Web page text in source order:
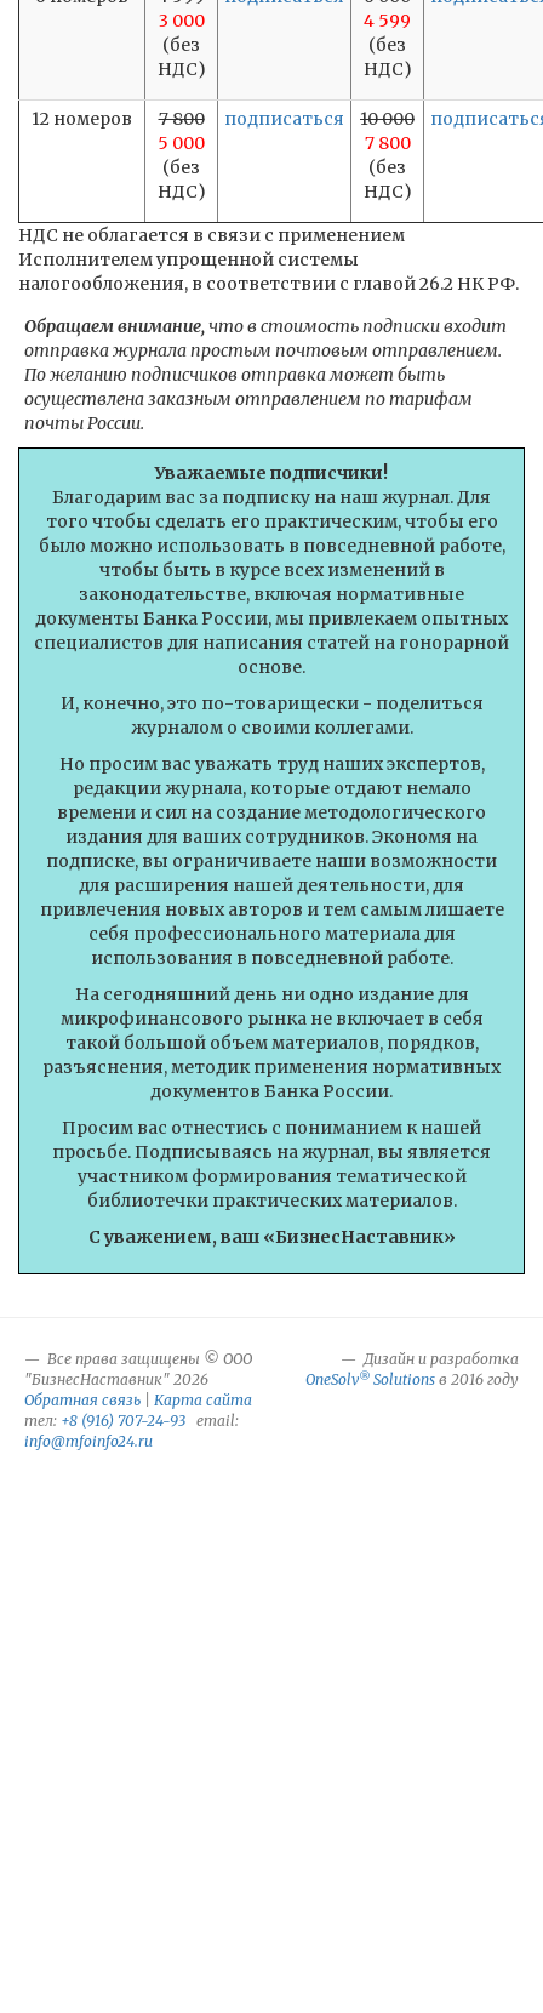
3 000
(без
НДС)
4 599
(без
НДС)
12 номеров
7 800
5 000
(без
НДС)
подписаться
10 000
7 800
(без
НДС)
НДС не облагается в связи с применением
Исполнителем упрощенной системы
налогообложения, в соответствии с главой 26.2 НК РФ.
Обращаем внимание,что в стоимость подписки входит
отправка журнала простым почтовым отправлением.
По желанию подписчиков отправка может быть
осуществлена заказным отправлением по тарифам
почты России.
Уважаемые подписчики!
Благодарим вас за подписку на наш журнал. Для
того чтобы сделать его практическим, чтобы его
было можно использовать в повседневной работе,
чтобы быть в курсе всех изменений в
законодательстве, включая нормативные
документы Банка России, мы привлекаем опытных
специалистов для написания статей на гонорарной
основе.
И, конечно, это по-товарищески - поделиться
журналом о своими коллегами.
Но просим вас уважать труд наших экспертов,
редакции журнала, которые отдают немало
времени и сил на создание методологического
издания для ваших сотрудников. Экономя на
подписке, вы ограничиваете наши возможности
для расширения нашей деятельности, для
привлечения новых авторов и тем самым лишаете
себя профессионального материала для
использования в повседневной работе.
На сегодняшний день ни одно издание для
микрофинансового рынка не включает в себя
такой большой объем материалов, порядков,
разъяснения, методик применения нормативных
документов Банка России.
Просим вас отнестись с пониманием к нашей
просьбе. Подписываясь на журнал, вы является
участником формирования тематической
библиотечки практических материалов.
С уважением, ваш «БизнесНаставник»
Все права защищены © ООО
"БизнесНаставник" 2026
Обратная связь
Карта сайта
тел: +8 (916) 707-24-93 email:
info@mfoinfo24.ru
Дизайн и разработка
OneSolv® Solutions в 2016 году